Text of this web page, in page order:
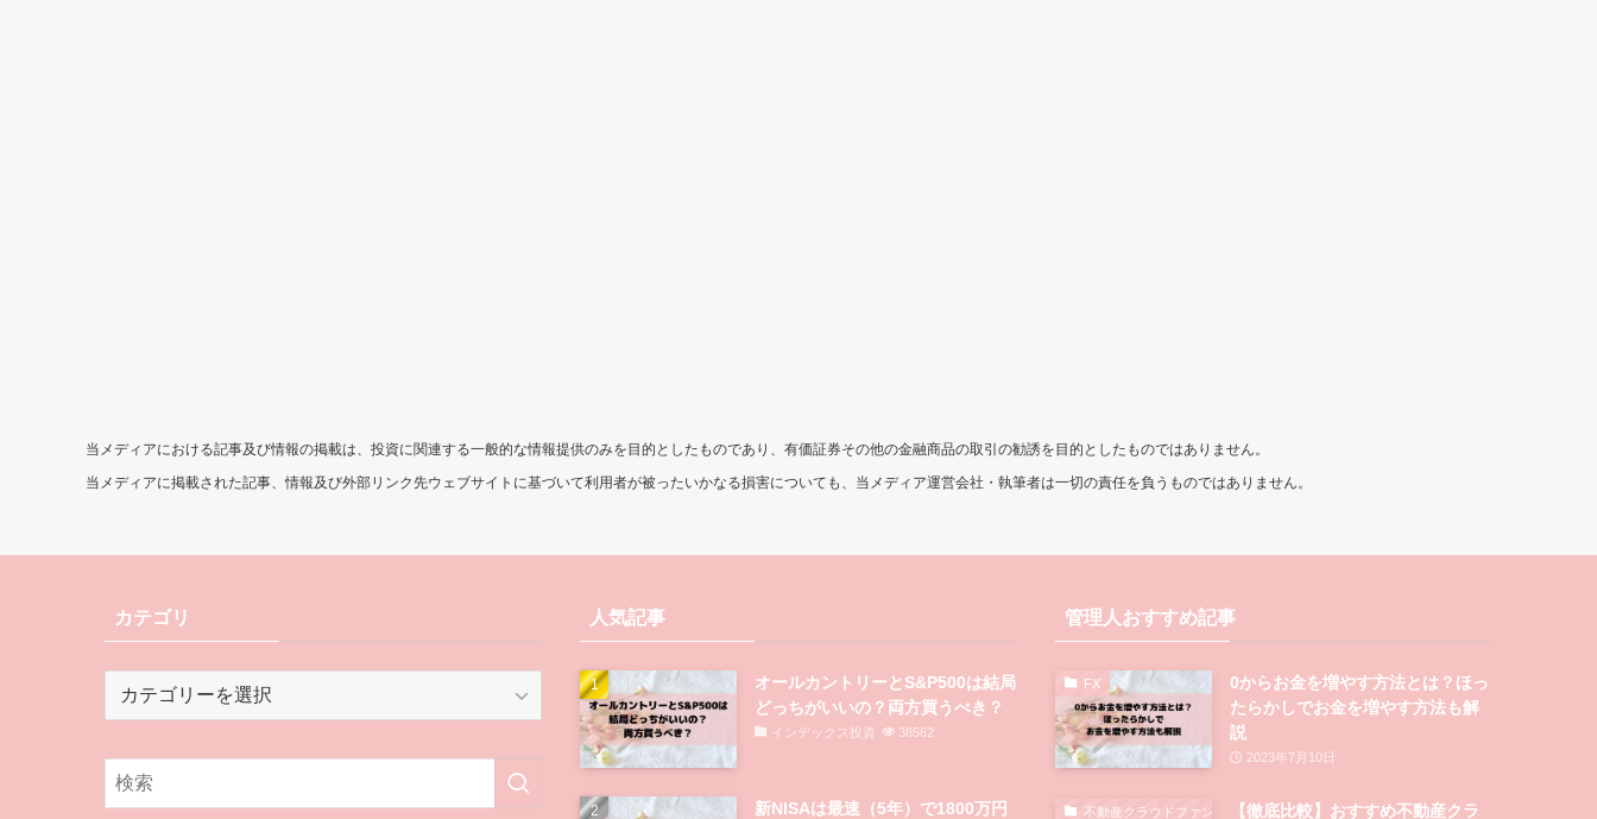
当メディアにおける記事及び情報の掲載は、投資に関連する一般的な情報提供のみを目的としたものであり、有価証券その他の金融商品の取引の勧誘を目的としたものではありません。
当メディアに掲載された記事、情報及び外部リンク先ウェブサイトに基づいて利用者が被ったいかなる損害についても、当メディア運営会社・執筆者は一切の責任を負うものではありません。
カテゴリ
リ
人気記事
オールカントリーとS&P500は結局
どっちがいいの？両方買うべき？
インデックス投資 38562
新NISAは最速（5年）で1800万円
管理人おすすめ記事
FX
0からお金を増やす方法とは？ほっ
たらかしでお金を増やす方法も解
説
2023年7月10日
不動産クラウドファンディング【徹底比較】おすすめ不動産クラ